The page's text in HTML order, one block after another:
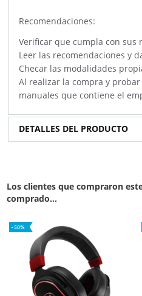
Recomendaciones:
Verificar que cumpla con sus
Leer las recomendaciones y
Checar las modalidades
Al realizar la compra y
manuales que contiene el
DETALLES DEL PRODUCTO
Los clientes que compraron
comprado...
-50%